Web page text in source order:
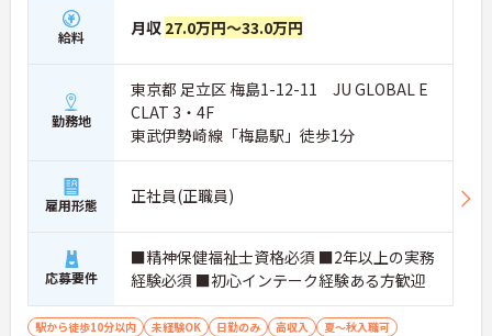
給料 月収 27.0万円～33.0万円
勤務地
東京都 足立区 梅島1-12-11 JU GLOBAL E
CLAT 3・4F
東武伊勢崎線「梅島駅」徒歩1分
雇用形態 正社員(正職員)
応募要件
■精神保健福祉士資格必須 ■2年以上の実務
経験必須 ■初心インテーク経験ある方歓迎
駅から徒歩10分以内 未経験OK 日勤のみ 高収入
夏～秋入職可